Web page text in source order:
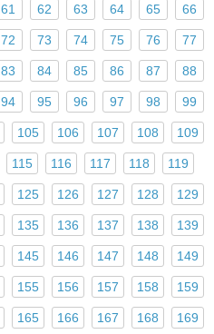
61 62 63 64 65 66
72 73 74 75 76 77
83 84 85 86 87 88
94 95 96 97 98 99
105 106 107 108 109
115 116 117 118 119
125 126 127 128 129
135 136 137 138 139
145 146 147 148 149
155 156 157 158 159
165 166 167 168 169